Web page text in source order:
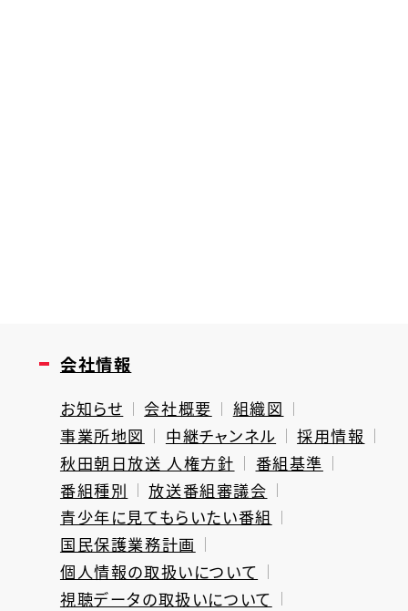
会社情報
お知らせ 会社概要
組織図
事業所地図
中継チャンネル
採用情報
秋田朝日放送 人権方針
番組基準
番組種別
放送番組審議会
青少年に見てもらいたい番組
国民保護業務計画
個人情報の取扱いについて
視聴データの取扱いについて